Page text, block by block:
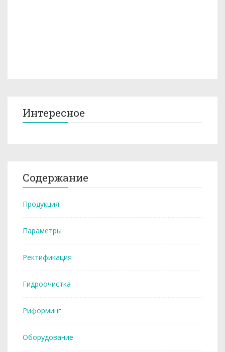
Интересное
Содержание
Продукция
Параметры
Ректификация
Гидроочистка
Риформинг
Оборудование